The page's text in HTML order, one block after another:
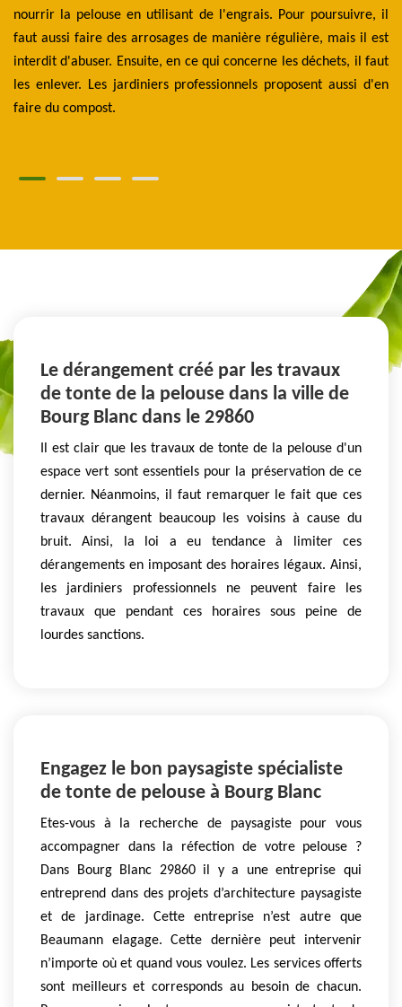
nourrir la pelouse en utilisant de l'engrais. Pour poursuivre, il
faut aussi faire des arrosages de manière régulière, mais il est
interdit d'abuser. Ensuite, en ce qui concerne les déchets, il faut
les enlever. Les jardiniers professionnels proposent aussi d'en
faire du compost.
Le dérangement créé par les travaux
de tonte de la pelouse dans la ville de
Bourg Blanc dans le 29860
Il est clair que les travaux de tonte de la pelouse d'un
espace vert sont essentiels pour la préservation de ce
dernier. Néanmoins, il faut remarquer le fait que ces
travaux dérangent beaucoup les voisins à cause du
bruit. Ainsi, la loi a eu tendance à limiter ces
dérangements en imposant des horaires légaux. Ainsi,
les jardiniers professionnels ne peuvent faire les
travaux que pendant ces horaires sous peine de
lourdes sanctions.
Engagez le bon paysagiste spécialiste
de tonte de pelouse à Bourg Blanc
Etes-vous à la recherche de paysagiste pour vous
accompagner dans la réfection de votre pelouse ?
Dans Bourg Blanc 29860 il y a une entreprise qui
entreprend dans des projets d’architecture paysagiste
et de jardinage. Cette entreprise n’est autre que
Beaumann elagage. Cette dernière peut intervenir
n’importe où et quand vous voulez. Les services offerts
sont meilleurs et corresponds au besoin de chacun.